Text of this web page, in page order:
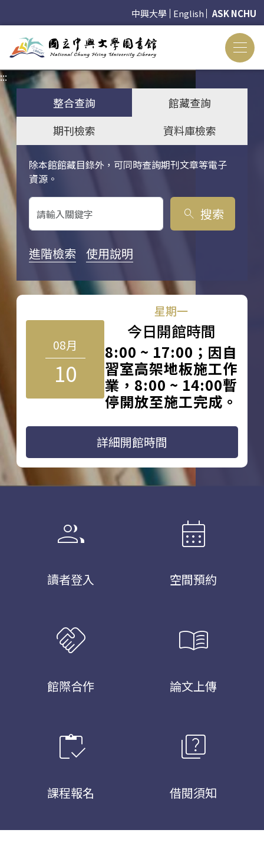
中興大學 English ASK NCHU
:::
整合查詢
館藏查詢
期刊檢索
資料庫檢索
除本館館藏目錄外，可同時查詢期刊文章等電子
資源。
關鍵字搜尋
search 搜索
進階檢索 使用說明
08月
10
星期一
今日開館時間
8:00 ~ 17:00；因自
習室高架地板施工作
業，8:00 ~ 14:00暫
停開放至施工完成。
詳細開館時間
group
讀者登入
calendar_month
空間預約
handshake
館際合作
menu_book
論文上傳
inventory
課程報名
quiz
借閱須知